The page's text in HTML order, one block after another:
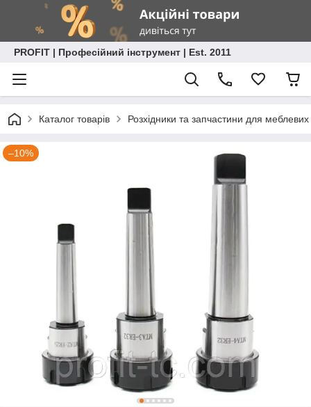
PROFIT | Професійний інструмент | Est. 2011
Каталог товарів Розхідники та запчастини для
–10%